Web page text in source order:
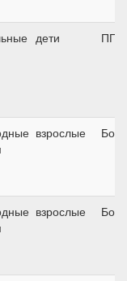
дети ПП
взрослые
взрослые